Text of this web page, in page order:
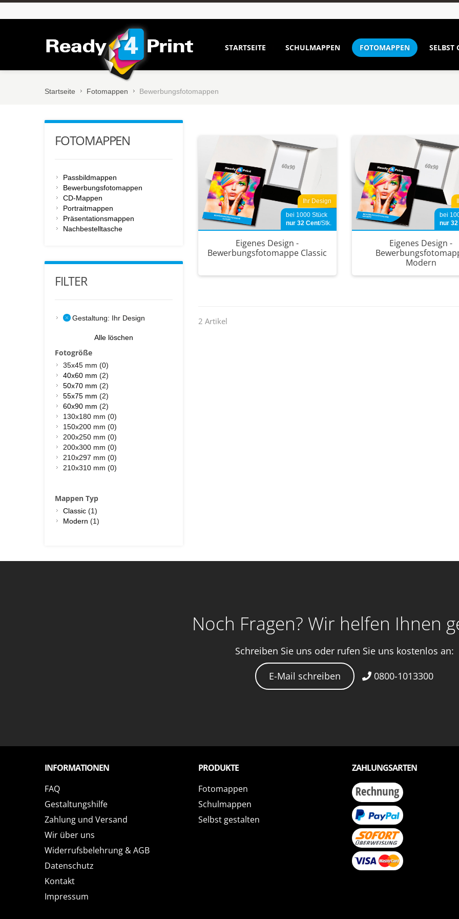
STARTSEITE SCHULMAPPEN FOTOMAPPEN SELBST
Startseite Fotomappen Bewerbungsfotomappen
Ihr Design
bei 1000 Stück
nur 32 Cent/Stk.
Eigenes Design -
Bewerbungsfotomappe Classic
bei
nur 32
Eigenes Design -
Modern
2 Artikel
FOTOMAPPEN
Passbildmappen
Bewerbungsfotomappen
CD-Mappen
Portraitmappen
Präsentationsmappen
Nachbestelltasche
FILTER
Gestaltung: Ihr Design
Alle löschen
Fotogröße
35x45 mm (0)
40x60 mm (2)
50x70 mm (2)
55x75 mm (2)
60x90 mm (2)
130x180 mm (0)
150x200 mm (0)
200x250 mm (0)
200x300 mm (0)
210x297 mm (0)
210x310 mm (0)
Mappen Typ
Classic (1)
Modern (1)
Noch Fragen? Wir helfen Ihnen
Schreiben Sie uns oder rufen Sie uns kostenlos an:
E-Mail schreiben 0800-1013300
INFORMATIONEN
FAQ
Gestaltungshilfe
Zahlung und Versand
Wir über uns
Widerrufsbelehrung & AGB
Datenschutz
Kontakt
Impressum
PRODUKTE
Fotomappen
Schulmappen
Selbst gestalten
ZAHLUNGSARTEN